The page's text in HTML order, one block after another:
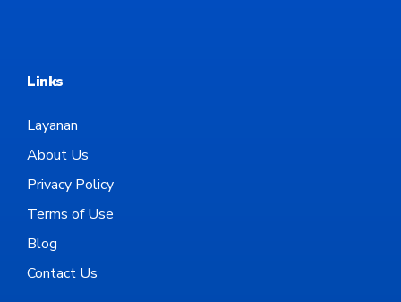
Links
Layanan
About Us
Privacy Policy
Terms of Use
Blog
Contact Us